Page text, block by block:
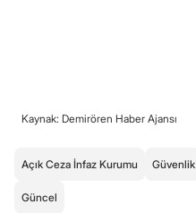
Kaynak: Demirören Haber Ajansı
Açık Ceza İnfaz Kurumu Güvenlik
Güncel